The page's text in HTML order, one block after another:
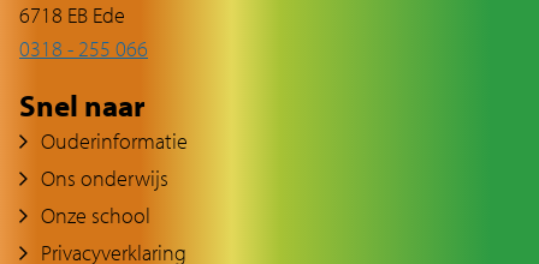
6718 EB Ede
0318 - 255 066
Snel naar
Ouderinformatie
Ons onderwijs
Onze school
Privacyverklaring